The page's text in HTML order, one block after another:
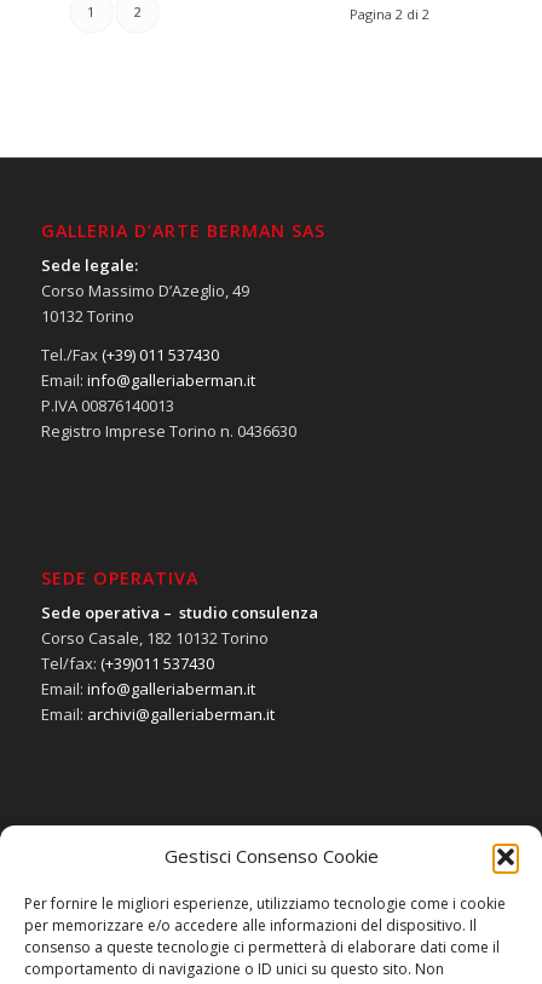
Gestisci Consenso Cookie
Per fornire le migliori esperienze, utilizziamo tecnologie come i cookie
per memorizzare e/o accedere alle informazioni del dispositivo. Il
consenso a queste tecnologie ci permetterà di elaborare dati come il
comportamento di navigazione o ID unici su questo sito. Non
Pagina 2 di 2
1 2
GALLERIA D’ARTE BERMAN SAS
Sede legale:
Corso Massimo D’Azeglio, 49
10132 Torino
Tel./Fax(+39) 011 537430
Email: info@galleriaberman.it
P.IVA 00876140013
Registro Imprese Torino n. 0436630
SEDE OPERATIVA
Sede operativa – studio consulenza
Corso Casale, 182 10132 Torino
Tel/fax: (+39)011 537430
Email: info@galleriaberman.it
Email: archivi@galleriaberman.it